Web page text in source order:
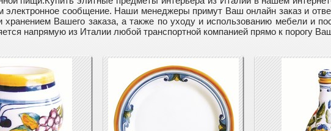
электронное сообщение. Наши менеджеры примут Ваш онлайн заказ и
хранением Вашего заказа, а также по уходу и использованию мебели и
напрямую из Италии любой транспортной компанией прямо к порогу